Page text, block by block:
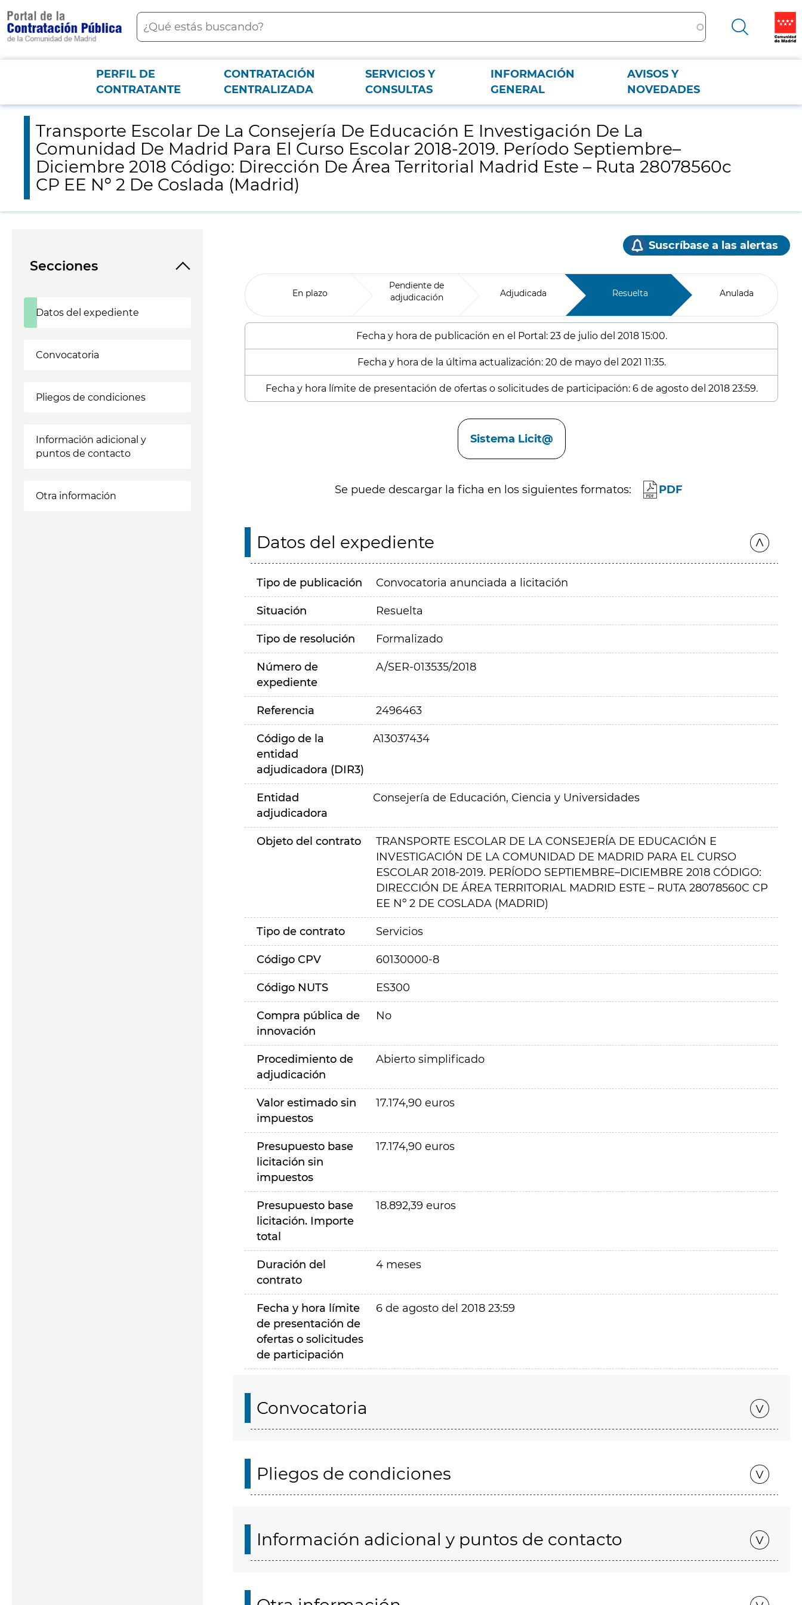
contenido
principal
Buscar
Menú PCON
PERFIL DE
CONTRATANTE
CONTRATACIÓN
CENTRALIZADA
SERVICIOS Y
CONSULTAS
INFORMACIÓN
GENERAL
AVISOS Y
NOVEDADES
Transporte Escolar De La Consejería De Educación E Investigación De La Comunidad De Madrid Para El Curso Escolar 2018-2019. Período Septiembre–Diciembre 2018 Código: Dirección De Área Territorial Madrid
Este – Ruta 28078560c CP EE Nº 2 De Coslada (Madrid)
Transporte Escolar De La Consejería De Educación E Investigación De La
Comunidad De Madrid Para El Curso Escolar 2018-2019. Período Septiembre–
Diciembre 2018 Código: Dirección De Área Territorial Madrid Este – Ruta 28078560c
CP EE Nº 2 De Coslada (Madrid)
Secciones
Datos del expediente
Convocatoria
Pliegos de condiciones
Información adicional y
puntos de contacto
Otra información
Suscríbase a las alertas
En plazo
Pendiente de
adjudicación
Adjudicada Resuelta Anulada
Fecha y hora de publicación en el Portal: 23 de julio del 2018 15:00.
Fecha y hora de la última actualización: 20 de mayo del 2021 11:35.
Fecha y hora límite de presentación de ofertas o solicitudes de participación: 6 de agosto del 2018 23:59.
Sistema Licit@
Se puede descargar la ficha en los siguientes formatos: PDF
Datos del expediente
Tipo de publicación Convocatoria anunciada a licitación
Situación Resuelta
Tipo de resolución Formalizado
Número de
expediente
A/SER-013535/2018
Referencia 2496463
Código de la
entidad
adjudicadora (DIR3)
A13037434
Entidad
adjudicadora
Consejería de Educación, Ciencia y Universidades
Objeto del contrato
TRANSPORTE ESCOLAR DE LA CONSEJERÍA DE EDUCACIÓN E
INVESTIGACIÓN DE LA COMUNIDAD DE MADRID PARA EL CURSO
ESCOLAR 2018-2019. PERÍODO SEPTIEMBRE–DICIEMBRE 2018 CÓDIGO:
DIRECCIÓN DE ÁREA TERRITORIAL MADRID ESTE – RUTA 28078560C CP
EE Nº 2 DE COSLADA (MADRID)
Tipo de contrato Servicios
Código CPV 60130000-8
Código NUTS ES300
Compra pública de
innovación
No
Procedimiento de
adjudicación
Abierto simplificado
Valor estimado sin
impuestos
17.174,90 euros
Presupuesto base
licitación sin
impuestos
17.174,90 euros
Presupuesto base
licitación. Importe
total
18.892,39 euros
Duración del
contrato
4 meses
Fecha y hora límite
de presentación de
ofertas o solicitudes
de participación
6 de agosto del 2018 23:59
Convocatoria
Pliegos de condiciones
Información adicional y puntos de contacto